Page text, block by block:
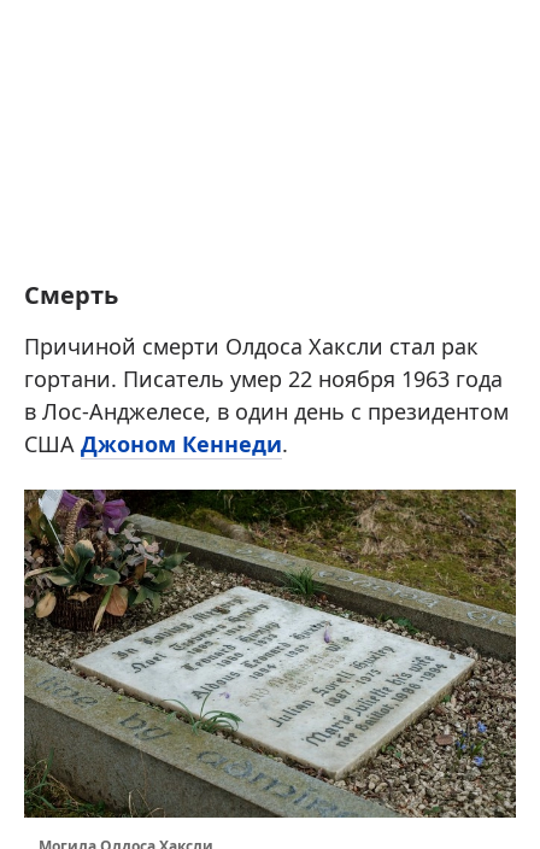
Смерть
Причиной смерти Олдоса Хаксли стал рак
гортани. Писатель умер 22 ноября 1963 года
в Лос-Анджелесе, в один день с президентом
США Джоном Кеннеди.